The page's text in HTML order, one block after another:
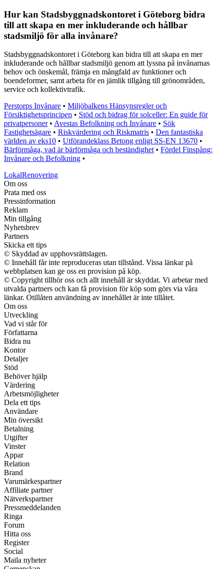
Hur kan Stadsbyggnadskontoret i Göteborg bidra
till att skapa en mer inkluderande och hållbar
stadsmiljö för alla invånare?
Stadsbyggnadskontoret i Göteborg kan bidra till att skapa en mer
inkluderande och hållbar stadsmiljö genom att lyssna på invånarnas
behov och önskemål, främja en mångfald av funktioner och
boendeformer, samt arbeta för en jämlik tillgång till grönområden,
service och kollektivtrafik.
Perstorps Invånare • Miljöbalkens Hänsynsregler och
Försiktighetsprincipen • Stöd och bidrag för solceller: En guide för
privatpersoner• Avestas Befolkning och Invånare • Sök
Fastighetsägare • Riskvärdering och Riskmatris • Den fantastiska
världen av eks10 • Utförandeklass Betong enligt SS-EN 13670 •
Bärförmåga, vad är bärförmåga och beständighet• Fördel Finspång:
Invånare och Befolkning •
LokalRenovering
Om oss
Prata med oss
Pressinformation
Reklam
Min tillgång
Nyhetsbrev
Partners
Skicka ett tips
© Skyddad av upphovsrättslagen.
© Innehåll får inte reproduceras utan tillstånd. Vissa länkar på
webbplatsen kan ge oss en provision på köp.
© Copyright tillhör oss och allt innehåll är skyddat. Vi arbetar med
utvalda partners och kan få provision för köp som görs via våra
länkar. Otillåten användning av innehållet är inte tillåtet.
Om oss
Utveckling
Vad vi står för
Författarna
Bidra nu
Kontor
Detaljer
Stöd
Behöver hjälp
Värdering
Arbetsmöjligheter
Dela ett tips
Användare
Min översikt
Betalning
Utgifter
Vinster
Appar
Relation
Brand
Varumärkespartner
Affiliate partner
Nätverkspartner
Pressmeddelanden
Ringa
Forum
Hitta oss
Register
Social
Maila nyheter